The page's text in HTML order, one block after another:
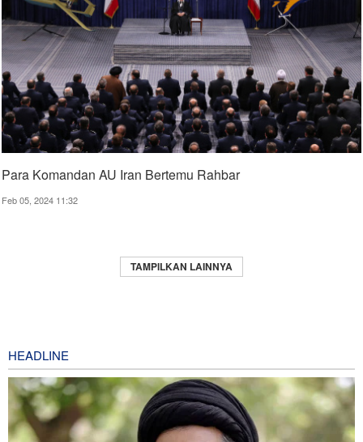
Para Komandan AU Iran Bertemu Rahbar ​
Feb 05, 2024 11:32
TAMPILKAN LAINNYA
HEADLINE